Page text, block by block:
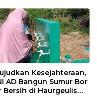
Kesejahteraan,
AD Bangun Sumur Bor
Bersih di Haurgeulis